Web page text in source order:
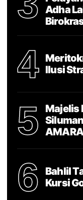
Adha
4
Ilusi
5
Majelis
6
Bahlil
Kursi